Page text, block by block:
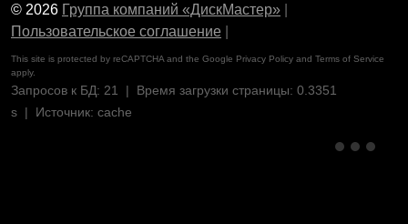
© 2026 Группа компаний «ДискМастер»
Пользовательское соглашение
This site is protected by reCAPTCHA and the Google Privacy Policy and Terms of Service
apply.
Запросов к БД: 21 | Время загрузки страницы: 0.3351
s | Источник: cache